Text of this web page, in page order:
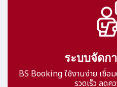
ระบบจัดก
BS Booking ใช้งานง่าย เชื่
รวดเร็ว ลด